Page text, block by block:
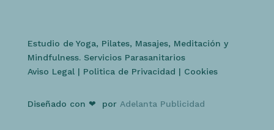
Estudio de Yoga, Pilates, Masajes, Meditación y
Mindfulness. Servicios Parasanitarios
Aviso Legal| Politica de Privacidad | Cookies
Diseñado con ❤ por Adelanta Publicidad